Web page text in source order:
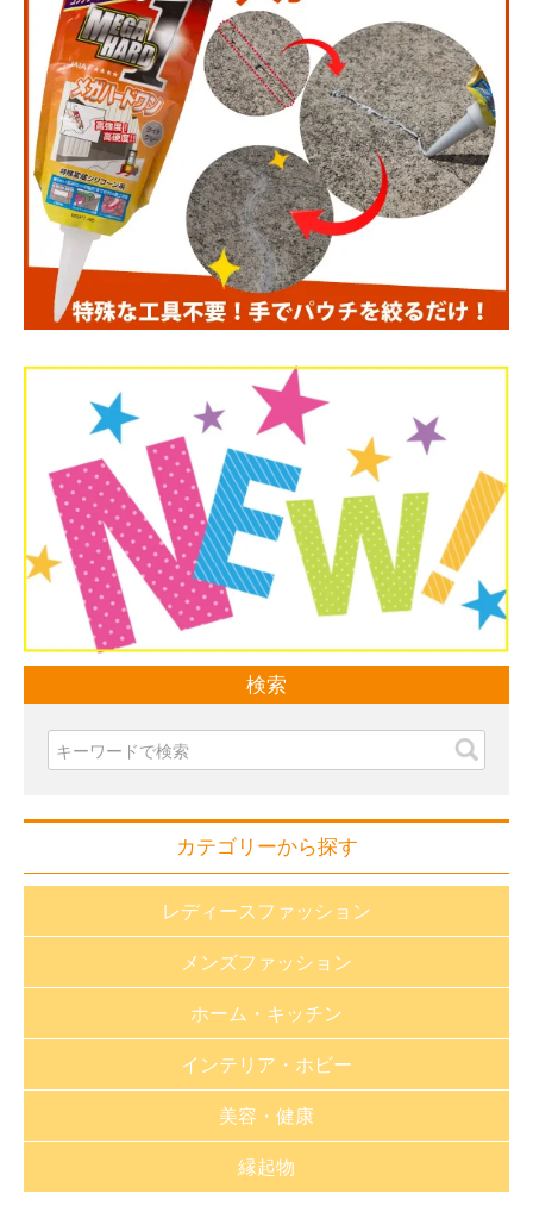
検索
カテゴリーから探す
レディースファッション
おしゃれnaクローバーメンズファッション
ホーム・キッチン
インテリア・ホビー
美容・健康
縁起物